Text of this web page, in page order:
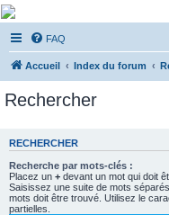
De Musicae
Forums
Forums de discussions
FAQ
Accueil Index du forum
Rechercher
RECHERCHER
Recherche par mots-clés :
Placez un + devant un mot qui doit
Saisissez une suite de mots
mots doit être trouvé. Utilisez le
partielles.